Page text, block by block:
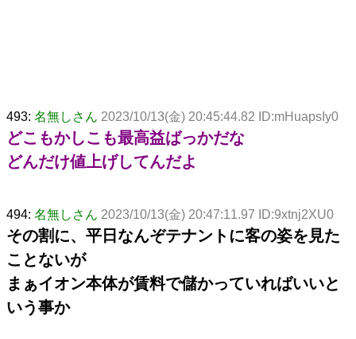
493: 名無しさん 2023/10/13(金) 20:45:44.82 ID:mHuapsIy0
どこもかしこも最高益ばっかだな
どんだけ値上げしてんだよ
494: 名無しさん 2023/10/13(金) 20:47:11.97 ID:9xtnj2XU0
その割に、平日なんぞテナントに客の姿を見た
ことないが
まぁイオン本体が賃料で儲かっていればいいと
いう事か